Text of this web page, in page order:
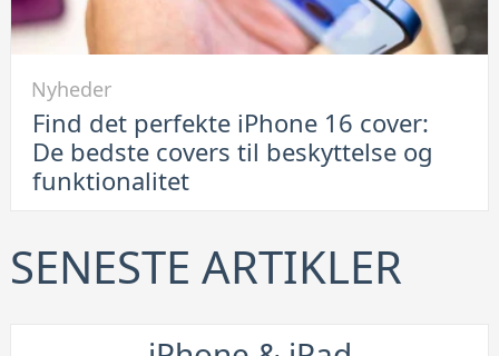
løsning
Find
det
perfekte
16
cover:
Nyheder
Find det perfekte iPhone 16 cover:
De bedste covers til beskyttelse og
funktionalitet
SENESTE ARTIKLER